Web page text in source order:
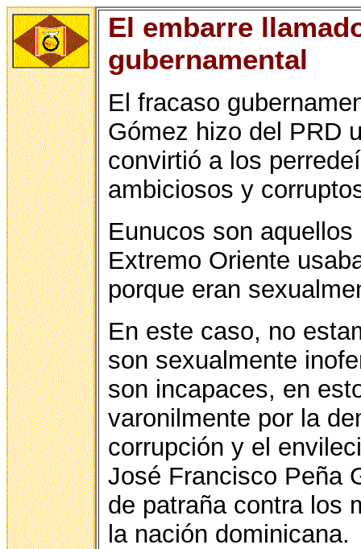
El embarre
gubernamental
El fracaso
Gómez hizo del PRD
convirtió a los
ambiciosos y
Eunucos son
Extremo Oriente
porque eran
En este caso, no
son sexualmente
son incapaces, en
varonilmente por la
corrupción y el
José Francisco Peña
de patraña contra los
la nación dominicana.